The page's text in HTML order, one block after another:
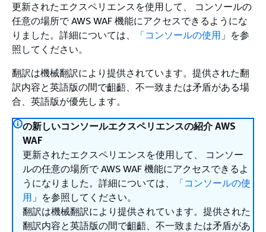
更新されたエクスペリエンスを使用して、 コンソールの
任意の場所で AWS WAF 機能にアクセスできるようにな
りました。詳細については、
「コンソールの使用 」を参
照してください。
翻訳は機械翻訳により提供されています。提供された翻
訳内容と英語版の間で齟齬、不一致または矛盾がある場
合、英語版が優先します。
の新しいコンソールエクスペリエンスの紹介 AWS
WAF
更新されたエクスペリエンスを使用して、 コンソー
ルの任意の場所で AWS WAF 機能にアクセスできるよ
うになりました。詳細については、
「コンソールの使
用 」を参照してください。
翻訳は機械翻訳により提供されています。提供された
翻訳内容と英語版の間で齟齬、不一致または矛盾があ